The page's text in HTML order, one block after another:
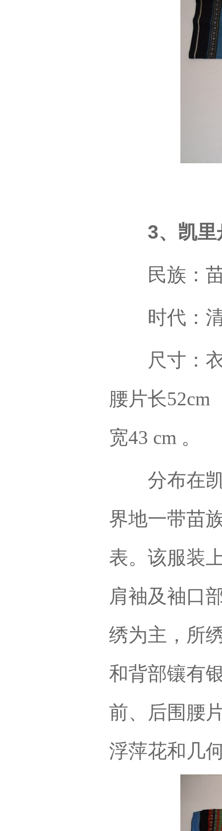
3、凯里
民族：
时代：
尺寸：衣
腰片长52cm
宽43 cm 。
分布在凯
界地一带苗
表。该服装
肩袖及袖口
绣为主，所
和背部镶有
前、后围腰
浮萍花和几